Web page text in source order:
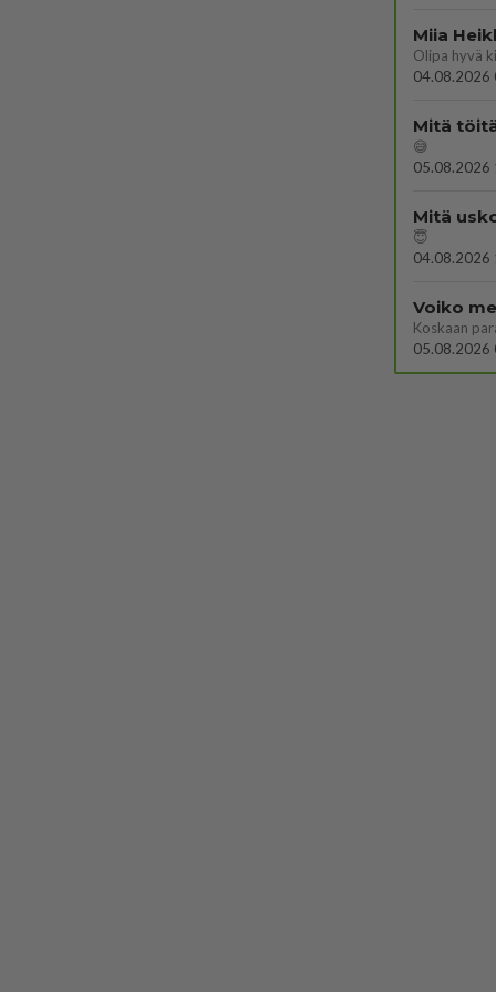
Miia
04.08.2026
Mitä
😅
05.08.2026
Mitä
😇
04.08.2026
Voiko
Koskaan
05.08.2026